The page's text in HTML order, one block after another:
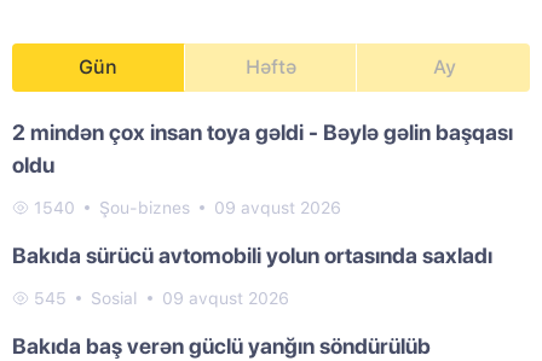
Gün Həftə Ay
2 mindən çox insan toya gəldi - Bəylə gəlin başqası
oldu
1540 Şou-biznes 09 avqust 2026
Bakıda sürücü avtomobili yolun ortasında saxladı
545 Sosial 09 avqust 2026
Bakıda baş verən güclü yanğın söndürülüb